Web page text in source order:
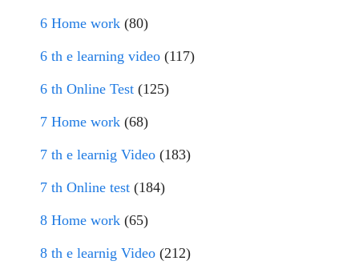
6 Home work (80)
6 th e learning video (117)
6 th Online Test (125)
7 Home work (68)
7 th e learnig Video (183)
7 th Online test (184)
8 Home work (65)
8 th e learnig Video (212)